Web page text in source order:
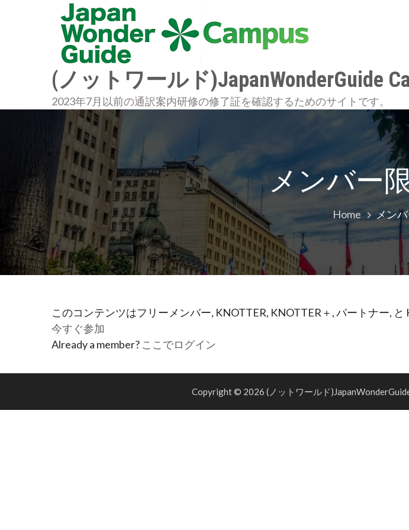
(ノットワールド)JapanWonderGuide
2023年7月以前の通訳案内研修の修了証を確認するためのサイトです。
メンバー
Home メン
このコンテンツはフリーメンバー, KNOTTER, KNOTTER＋, パートナー, と
今すぐ参加
Already a member? ここでログイン
Copyright © 2026 (ノットワールド